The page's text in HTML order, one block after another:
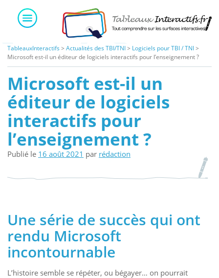
content
TableauxInteractifs > Actualités des TBI/TNI> Logiciels pour TBI / TNI>
Microsoft est-il un éditeur de logiciels interactifs pour l’enseignement ?
Microsoft est-il un
éditeur de logiciels
interactifs pour
l’enseignement ?
Publié le 16 août 2021 par rédaction
Une série de succès qui ont
rendu Microsoft
incontournable
L’histoire semble se répéter, ou bégayer… on pourrait